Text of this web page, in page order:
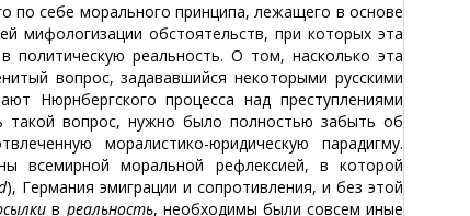
по себе морального принципа, лежащего в основе
мифологизации обстоятельств, при которых эта
политическую реальность. О том, насколько эта
вопрос, задававшийся некоторыми русскими
Нюрнбергского процесса над преступлениями
такой вопрос, нужно было полностью забыть об
моралистико-юридическую парадигму.
всемирной моральной рефлексией, в которой
), Германия эмиграции и сопротивления, и без этой
в реальность, необходимы были совсем иные